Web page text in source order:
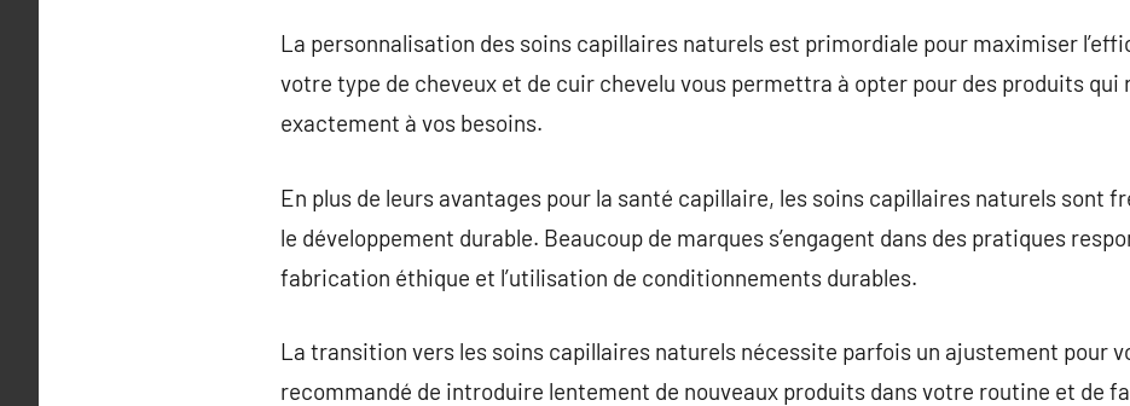
La personnalisation des soins capillaires naturels est primordiale pour maximiser
votre type de cheveux et de cuir chevelu vous permettra à opter pour des produits qui
exactement à vos besoins.
En plus de leurs avantages pour la santé capillaire, les soins capillaires naturels sont
le développement durable. Beaucoup de marques s’engagent dans des pratiques
fabrication éthique et l’utilisation de conditionnements durables.
La transition vers les soins capillaires naturels nécessite parfois un ajustement pour
recommandé de introduire lentement de nouveaux produits dans votre routine et de